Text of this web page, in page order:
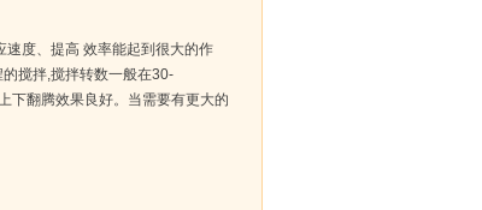
度、提高 效率能起到很大的作
搅拌,搅拌转数一般在30-
下翻腾效果良好。当需要有更大的